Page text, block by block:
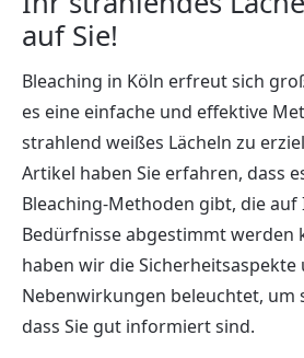
auf Sie!
Bleaching in Köln erfreut sich
es eine einfache und effektive
strahlend weißes Lächeln zu
Artikel haben Sie erfahren, dass
Bleaching-Methoden gibt, die
Bedürfnisse abgestimmt werden
haben wir die
Nebenwirkungen beleuchtet, um
dass Sie gut informiert sind.